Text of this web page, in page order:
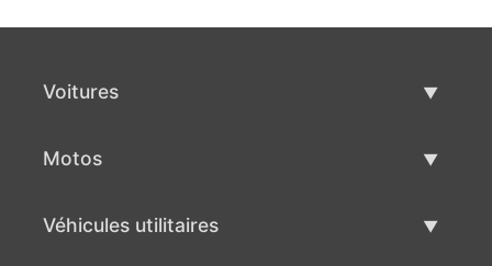
Voitures
Motos
Véhicules utilitaires